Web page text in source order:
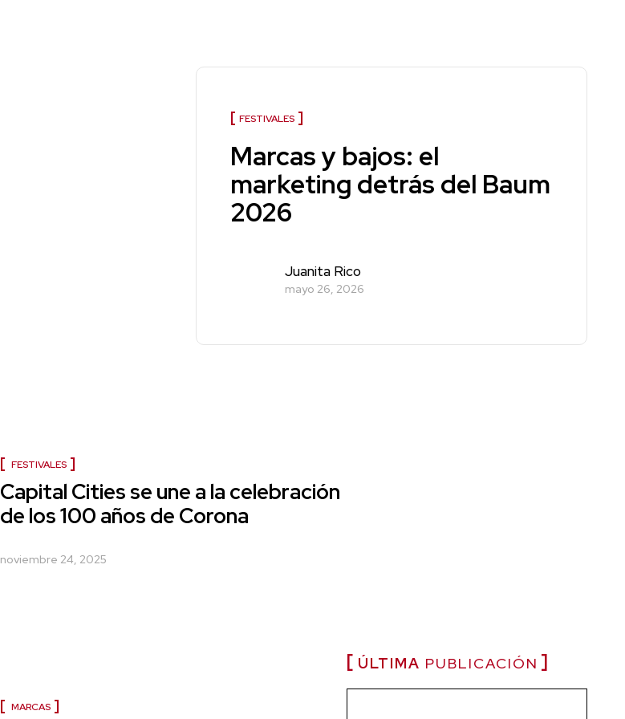
FESTIVALES
Marcas y bajos: el
marketing detrás del Baum
2026
Juanita Rico
mayo 26, 2026
FESTIVALES
Capital Cities se une a la celebración
de los 100 años de Corona
noviembre 24, 2025
MARCAS
ÚLTIMA PUBLICACIÓN